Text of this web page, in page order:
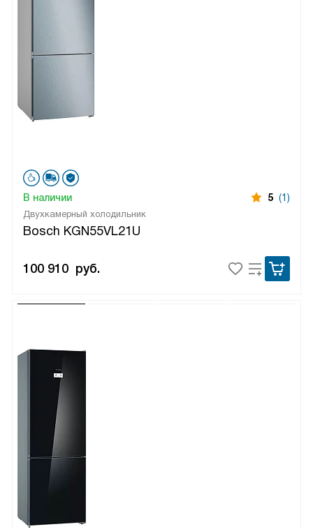
Двухкамерный холодильник
Bosch KGN55VL21U
В наличии 5 (1)
100 910 руб.